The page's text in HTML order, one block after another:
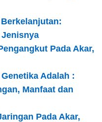
Pada Akar,
Adalah :
Manfaat dan
Pada Akar,